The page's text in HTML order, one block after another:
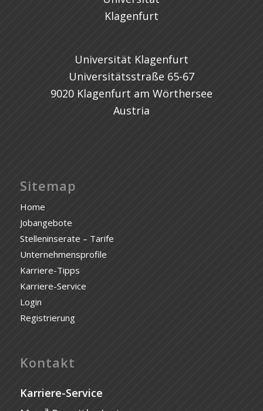
Universität Klagenfurt
Universitätsstraße 65-67
9020 Klagenfurt am Wörthersee
Austria
Sitemap
Home
Jobangebote
Stelleninserate – Tarife
Unternehmensprofile
Karriere-Tipps
Karriere-Service
Login
Registrierung
Kontakt
Karriere-Service